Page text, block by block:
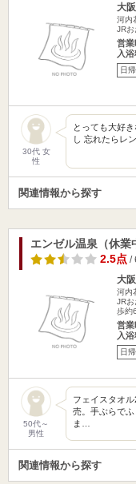
大
河内
JR
営
入
日
30代 女
性
とっても大好
し 忘れたらレ
関連情報から探す
エンゼル温泉（休業
2.5点/
大
河内
JRお
歩約
営
入
日
50代～
男性
フェイスタオ
売。手ぶらでふ
ま…
関連情報から探す